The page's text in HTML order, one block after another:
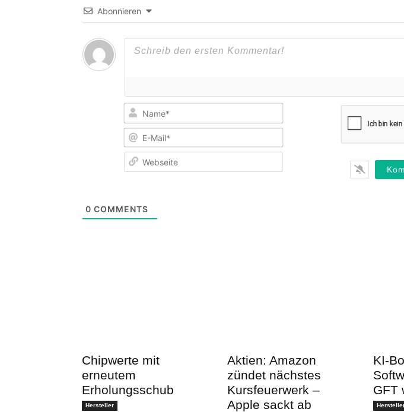
Abonnieren
Name*
E-
0 COMMENTS
Chipwerte mit
erneutem
Erholungsschub
Hersteller
Aktien: Amazon
zündet nächstes
Kursfeuerwerk –
Apple sackt ab
KI-
GFT